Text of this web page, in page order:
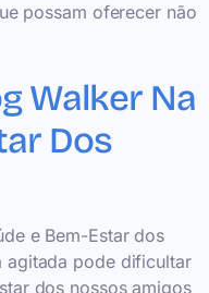
possam oferecer não
Walker Na
Dos
e Bem-Estar dos
agitada pode dificultar
dos nossos amigos